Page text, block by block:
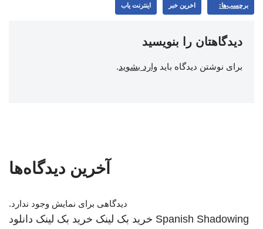
برچسب‌ها: اخرین خبر اینترنت یاب
دیدگاهتان را بنویسید
برای نوشتن دیدگاه باید وارد بشوید.
آخرین دیدگاه‌ها
دیدگاهی برای نمایش وجود ندارد.
Spanish Shadowing خرید بک لینک خرید بک لینک دانلود